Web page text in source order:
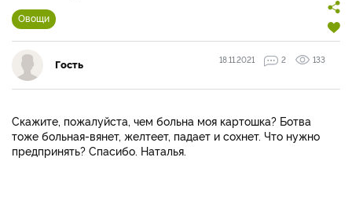
Овощи
Гость 18.11.2021 2 133
Скажите, пожалуйста, чем больна моя картошка? Ботва
тоже больная-вянет, желтеет, падает и сохнет. Что нужно
предпринять? Спасибо. Наталья.